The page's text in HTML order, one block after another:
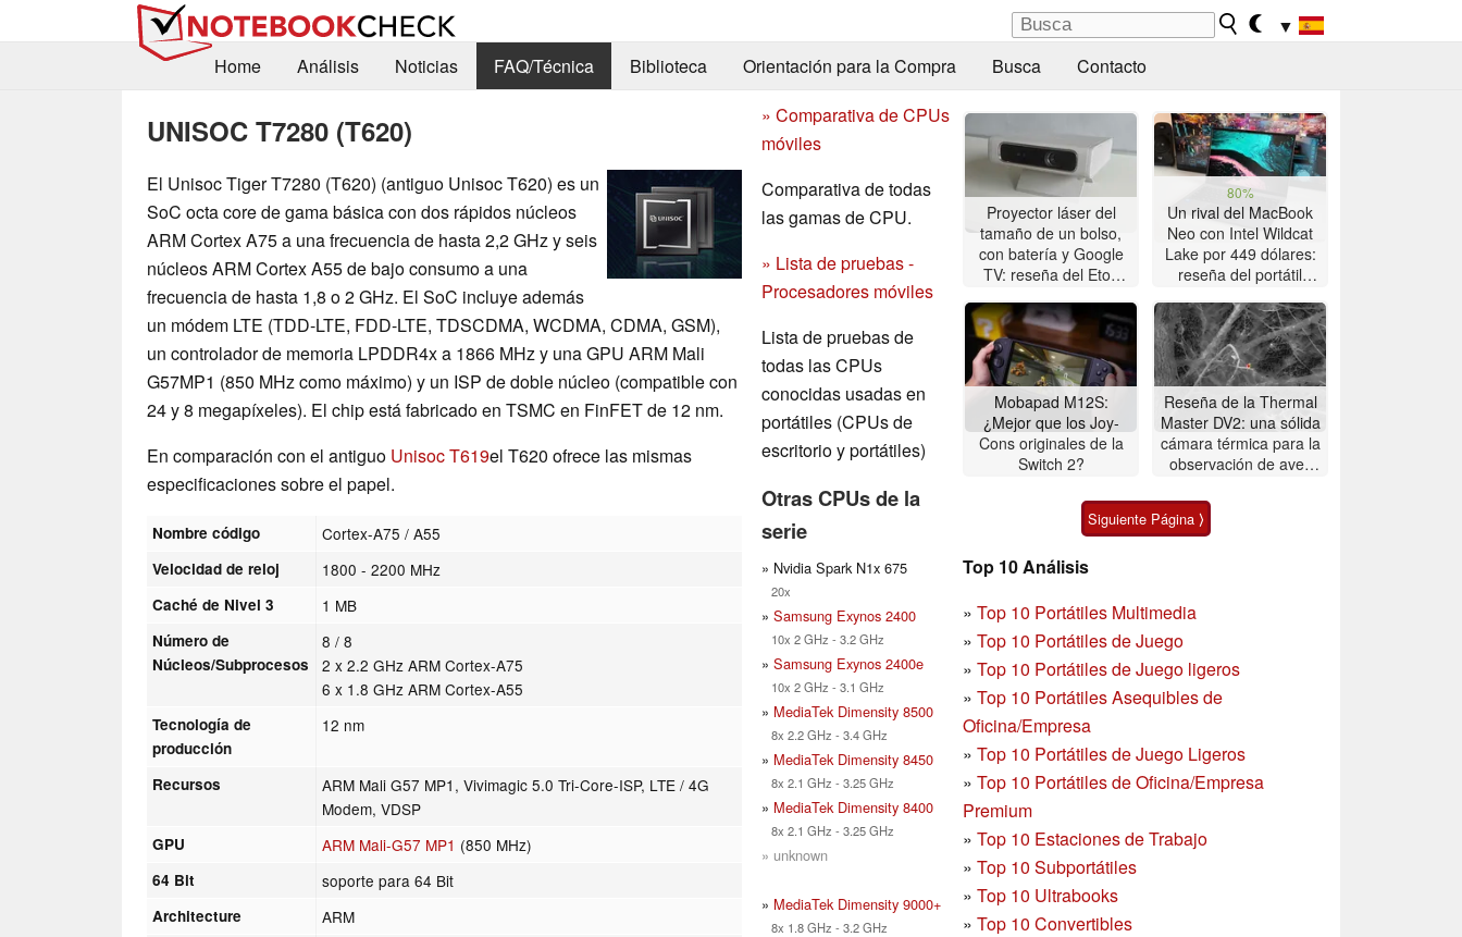
▼
Home
Análisis Noticias FAQ/Técnica Biblioteca Orientación para la Compra Busca Contacto
UNISOC T7280 (T620)
El Unisoc Tiger T7280 (T620) (antiguo Unisoc T620) es un
SoC octa core de gama básica con dos rápidos núcleos
ARM Cortex A75 a una frecuencia de hasta 2,2 GHz y seis
núcleos ARM Cortex A55 de bajo consumo a una
frecuencia de hasta 1,8 o 2 GHz. El SoC incluye además
un módem LTE (TDD-LTE, FDD-LTE, TDSCDMA, WCDMA, CDMA, GSM),
un controlador de memoria LPDDR4x a 1866 MHz y una GPU ARM Mali
G57MP1 (850 MHz como máximo) y un ISP de doble núcleo (compatible con
24 y 8 megapíxeles). El chip está fabricado en TSMC en FinFET de 12 nm.
En comparación con el antiguo Unisoc T619el T620 ofrece las mismas
especificaciones sobre el papel.
Nombre código Cortex-A75 / A55
Velocidad de reloj 1800 - 2200 MHz
Caché de Nivel 3 1 MB
Número de
Núcleos/Subprocesos
8 / 8
2 x 2.2 GHz ARM Cortex-A75
6 x 1.8 GHz ARM Cortex-A55
Tecnología de
producción
12 nm
Recursos
ARM Mali G57 MP1, Vivimagic 5.0 Tri-Core-ISP, LTE / 4G
Modem, VDSP
GPU ARM Mali-G57 MP1 (850 MHz)
64 Bit soporte para 64 Bit
Architecture ARM
» Comparativa de CPUs
móviles
Comparativa de todas
las gamas de CPU.
» Lista de pruebas -
Procesadores móviles
Lista de pruebas de
todas las CPUs
conocidas usadas en
portátiles (CPUs de
escritorio y portátiles)
Otras CPUs de la
serie
» Nvidia Spark N1x 675
20x
» Samsung Exynos 2400
10x 2 GHz - 3.2 GHz
» Samsung Exynos 2400e
10x 2 GHz - 3.1 GHz
» MediaTek Dimensity 8500
8x 2.2 GHz - 3.4 GHz
» MediaTek Dimensity 8450
8x 2.1 GHz - 3.25 GHz
» MediaTek Dimensity 8400
8x 2.1 GHz - 3.25 GHz
» unknown
» MediaTek Dimensity 9000+
8x 1.8 GHz - 3.2 GHz
Proyector láser del
tamaño de un bolso,
con batería y Google
TV: reseña del Etoe
80%
Un rival del MacBook
Neo con Intel Wildcat
Lake por 449 dólares:
reseña del portátil
Mobapad M12S:
¿Mejor que los Joy-
Cons originales de la
Switch 2?
Reseña de la Thermal
Master DV2: una sólida
cámara térmica para la
observación de aves
pulgadas
Siguiente Página ⟩
Top 10 Análisis
» Top 10 Portátiles Multimedia
» Top 10 Portátiles de Juego
» Top 10 Portátiles de Juego ligeros
» Top 10 Portátiles Asequibles de
Oficina/Empresa
» Top 10 Portátiles de Juego Ligeros
» Top 10 Portátiles de Oficina/Empresa
Premium
» Top 10 Estaciones de Trabajo
» Top 10 Subportátiles
» Top 10 Ultrabooks
» Top 10 Convertibles